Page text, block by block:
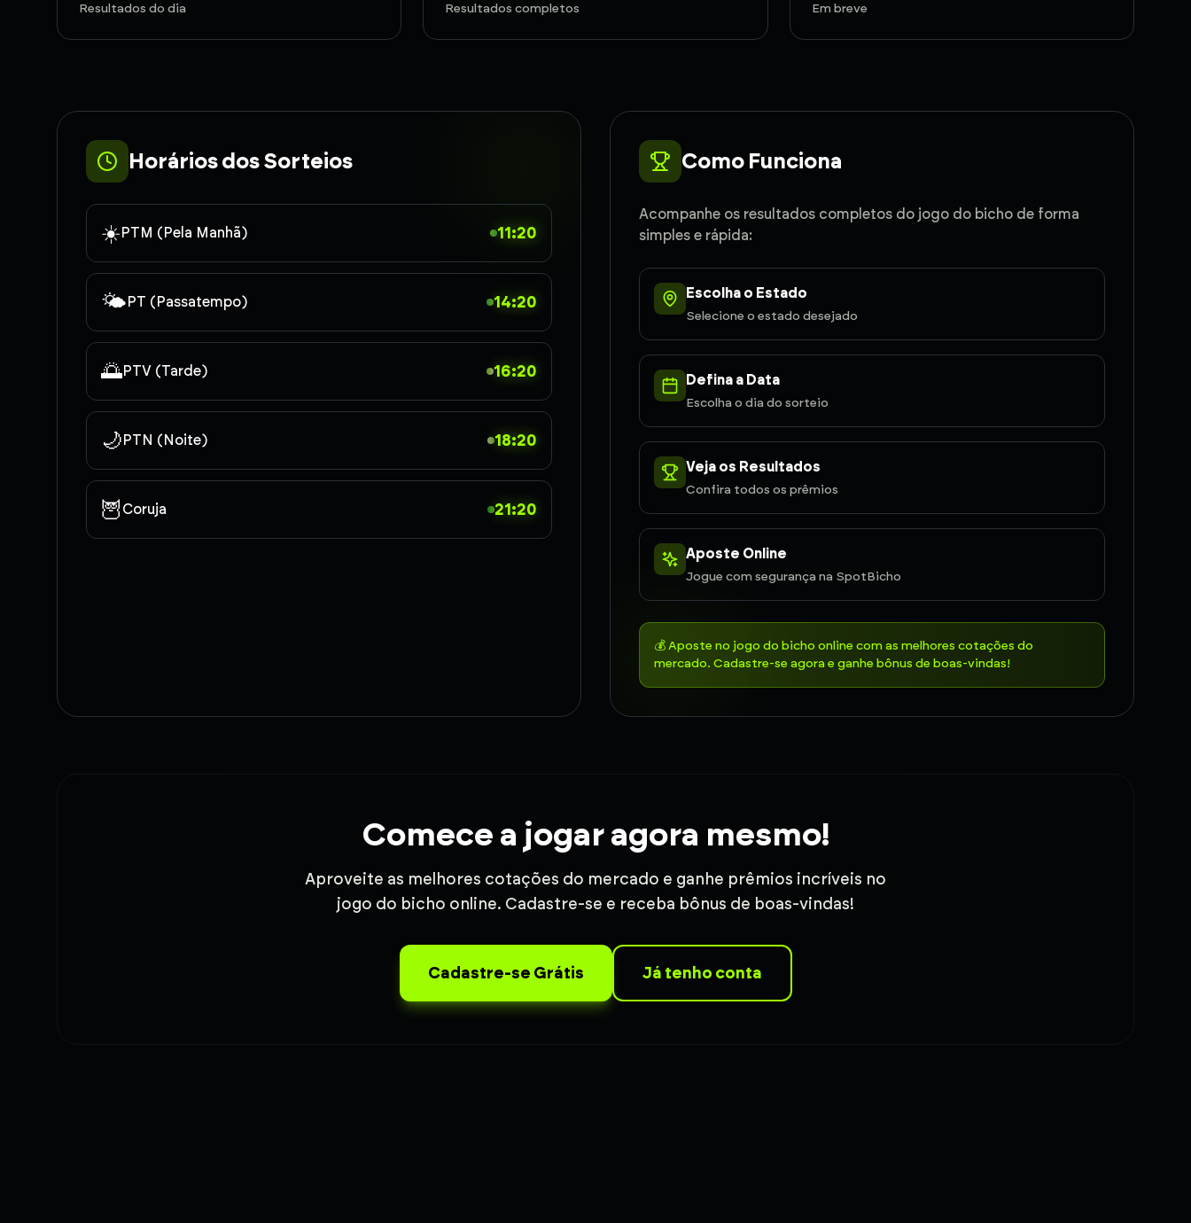
Resultados do dia Resultados completos Em breve
Horários dos Sorteios
☀️PTM (Pela Manhã) 11:20
🌤️PT (Passatempo) 14:20
🌅PTV (Tarde) 16:20
🌙PTN (Noite) 18:20
🦉 Coruja 21:20
Como Funciona
Acompanhe os resultados completos do jogo do bicho de forma
simples e rápida:
Escolha o Estado
Selecione o estado desejado
Defina a Data
Escolha o dia do sorteio
Veja os Resultados
Confira todos os prêmios
Aposte Online
Jogue com segurança na SpotBicho
💰 Aposte no jogo do bicho online com as melhores cotações do
mercado. Cadastre-se agora e ganhe bônus de boas-vindas!
Comece a jogar agora mesmo!
Aproveite as melhores cotações do mercado e ganhe prêmios incríveis no
jogo do bicho online. Cadastre-se e receba bônus de boas-vindas!
Cadastre-se Grátis Já tenho conta